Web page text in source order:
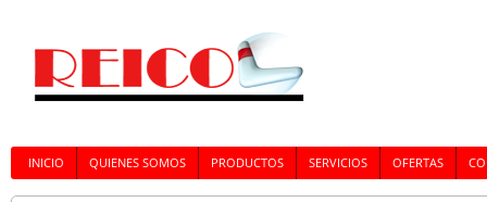
INICIO QUIENES SOMOS PRODUCTOS SERVICIOS OFERTAS